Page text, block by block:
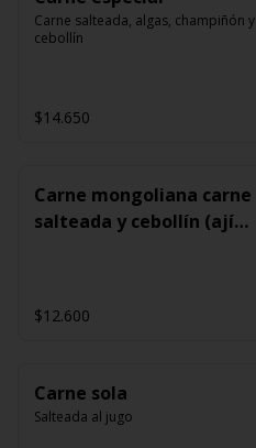
Carne salteada, algas, champiñón y
cebollín
$14.650
Carne mongoliana carne
salteada y cebollín (ají
$12.600
Carne sola
Salteada al jugo